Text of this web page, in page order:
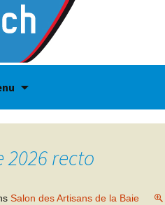
recto
Salon des Artisans de la Baie